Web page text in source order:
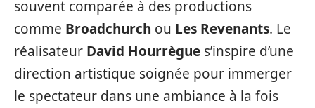
souvent comparée à des productions
comme Broadchurch ou Les Revenants. Le
réalisateur David Hourrègue s’inspire d’une
direction artistique soignée pour immerger
le spectateur dans une ambiance à la fois